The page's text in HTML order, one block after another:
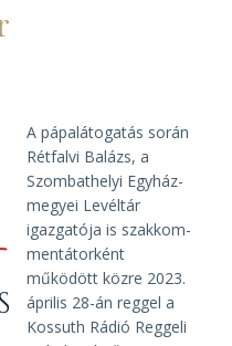
A pápa­látogatás során
Rét­falvi Balázs, a
Szombat­helyi Egyház­
megyei Levéltár
igazgatója is szak­kom­
mentá­torként
működött közre 2023.
április 28-án reggel a
Kossuth Rádió Reggeli